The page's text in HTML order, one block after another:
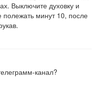
Выключите духовку и
полежать минут 10, после
канал?